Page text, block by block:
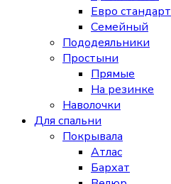
Евро стандарт
Семейный
Пододеяльники
Простыни
Прямые
На резинке
Наволочки
Для спальни
Покрывала
Атлас
Бархат